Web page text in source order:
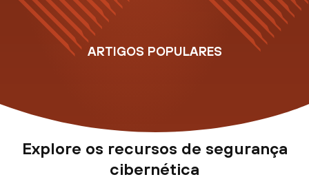
ARTIGOS POPULARES
Explore os recursos de segurança
cibernética